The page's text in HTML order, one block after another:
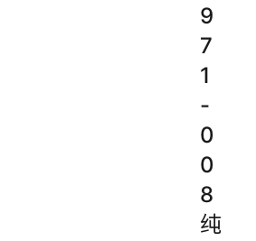
9
7
1
-
0
0
8
纯